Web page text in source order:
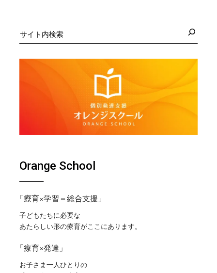
索
Orange School
「療育×学習＝総合支援」
子どもたちに必要な
あたらしい形の療育がここにあります。
「療育×発達」
お子さま一人ひとりの